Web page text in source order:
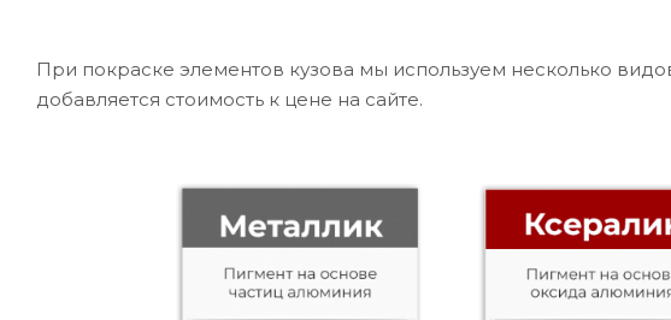
При покраске элементов кузова мы используем несколько
добавляется стоимость к цене на сайте.